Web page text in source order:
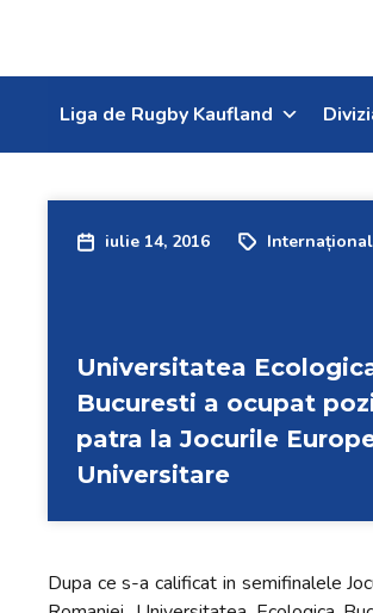
Liga de Rugby Kaufland
iulie 14, 2016 Internațional
Universitatea
Bucuresti a ocupat
patra la Jocurile
Universitare
Dupa ce s-a calificat in semifinalele